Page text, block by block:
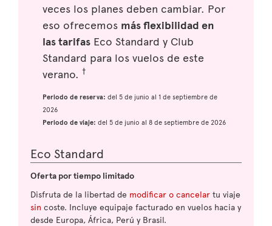
veces los planes deben cambiar. Por
eso ofrecemos más flexibilidad en
las tarifas Eco Standard y Club
Standard para los vuelos de este
verano. †
Periodo de reserva: del 5 de junio al 1 de septiembre de
2026
Periodo de viaje: del 5 de junio al 8 de septiembre de 2026
Eco Standard
Oferta por tiempo limitado
Disfruta de la libertad de modificar o cancelar tu viaje
sin coste. Incluye equipaje facturado en vuelos hacia y
desde Europa, África, Perú y Brasil.